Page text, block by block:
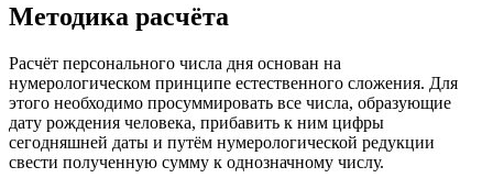
Методика расчёта
Расчёт персонального числа дня основан на
нумерологическом принципе естественного сложения. Для
этого необходимо просуммировать все числа, образующие
дату рождения человека, прибавить к ним цифры
сегодняшней даты и путём нумерологической редукции
свести полученную сумму к однозначному числу.